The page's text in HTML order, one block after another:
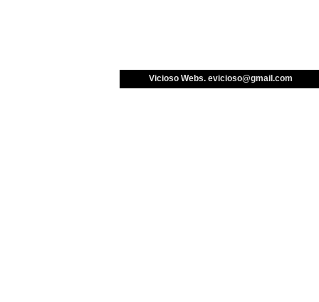
Vicioso Webs. evicioso@gmail.com